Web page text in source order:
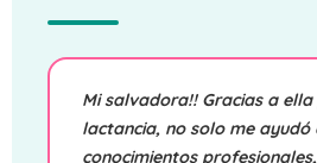
Mi salvadora!! Gracias a
lactancia, no solo me ayudó
conocimientos